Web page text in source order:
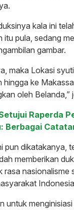
kala ini
pula, sedang
gambar.
maka Lokasi
hingga ke
oleh Belanda,”
Raperda
Berbagai
pun dikatakanya,
memberikan
rasa nasionalisme
untuk